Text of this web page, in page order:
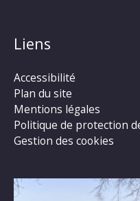
Liens
Accessibilité
Plan du site
Mentions légales
Politique de protection
Gestion des cookies